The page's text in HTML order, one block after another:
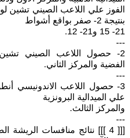
الفوز علي اللاعب الصيني تشين
بنتيجة 2- صفر بواقع أشواط
21- 15 و21- 12.
---
2- حصول اللاعب الصيني تشين
الفضية والمركز الثاني.
---
3- حصول اللاعب الاندونيسي
علي الميدالية البرونزية
والمركز الثالث.
---
[[[ 4 ]]] نتائج منافسات الريشة